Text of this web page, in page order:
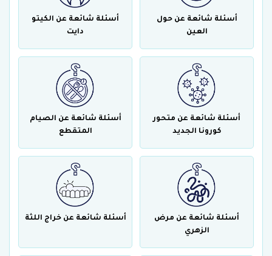
أسئلة شائعة عن حول
العين
أسئلة شائعة عن الكيتو
دايت
أسئلة شائعة عن متحور
كورونا الجديد
أسئلة شائعة عن الصيام
المتقطع
أسئلة شائعة عن مرض
الزهري
أسئلة شائعة عن خراج اللثة